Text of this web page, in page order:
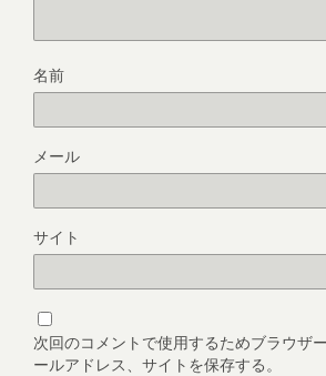
名前
メール
サイト
次回のコメントで使用するためブラウザ
ールアドレス、サイトを保存する。